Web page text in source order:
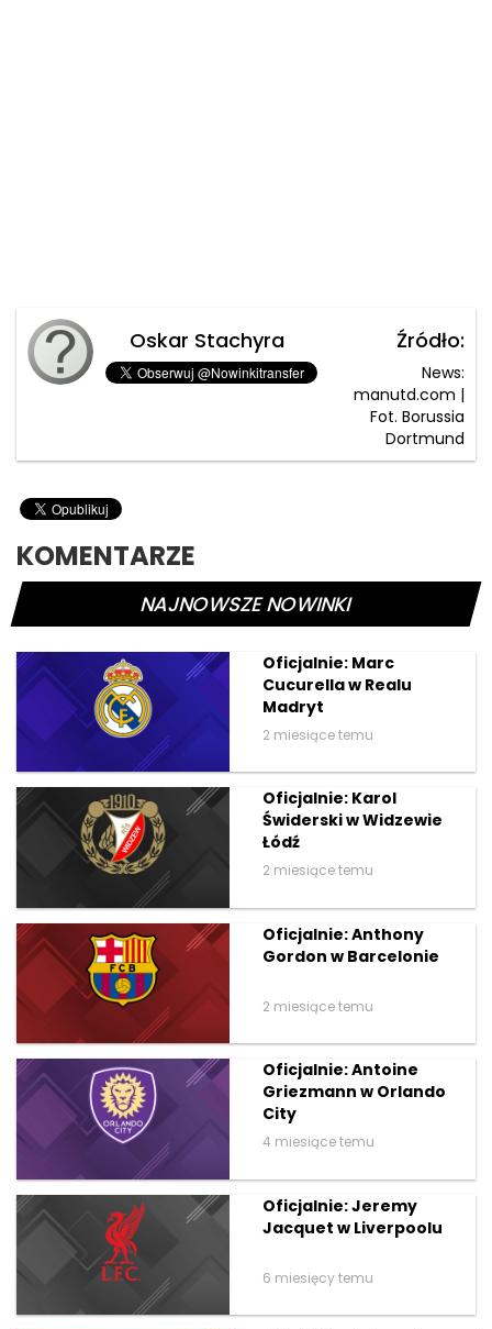
Oskar Stachyra Źródło:
News:
manutd.com |
Fot. Borussia
Dortmund
KOMENTARZE
NAJNOWSZE NOWINKI
Oficjalnie: Marc
Cucurella w Realu
Madryt
2 miesiące temu
Oficjalnie: Karol
Świderski w Widzewie
Łódź
2 miesiące temu
Oficjalnie: Anthony
Gordon w Barcelonie
2 miesiące temu
Oficjalnie: Antoine
Griezmann w Orlando
City
4 miesiące temu
Oficjalnie: Jeremy
Jacquet w Liverpoolu
6 miesięcy temu